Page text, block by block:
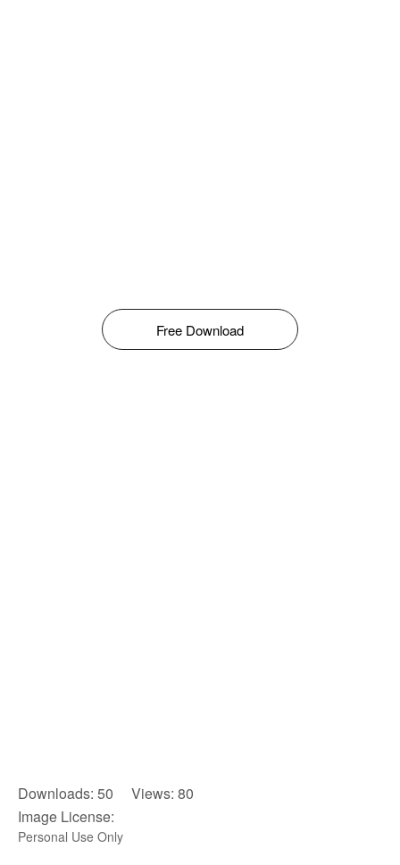
Free Download
Downloads: 50 Views: 80
Image License:
Personal Use Only